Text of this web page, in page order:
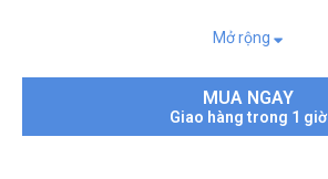
Tốc độ ko tải : 32000
Quy cách chân mũi : 6-12 mm
Mở rộng
MUA NGAY
Giao hàng trong 1 giờ